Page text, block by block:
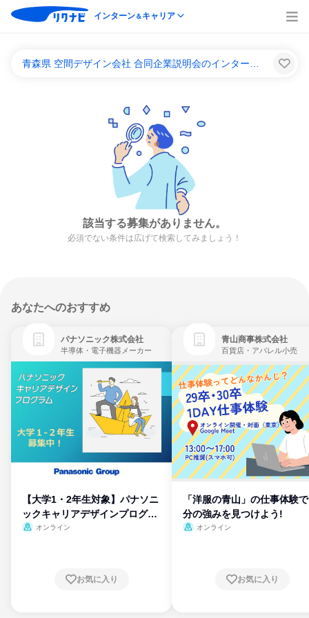
インターン＆キャリア
該当する募集がありません。
必須でない条件は広げて検索してみましょう！
あなたへのおすすめ
パナソニック株式会社
半導体・電子機器メーカー
【大学1・2年生対象】パナソニ
ックキャリアデザインプログラ
ム
オンライン
お気に入り
青山商事株式会社
百貨店・アパレル小売
「洋服の青山」の仕事体験
分の強みを見つけよう!
オンライン
お気に入り